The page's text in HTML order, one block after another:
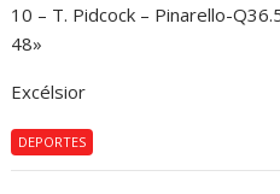
10 – T. Pidcock – Pinarello-
48»
Excélsior
DEPORTES